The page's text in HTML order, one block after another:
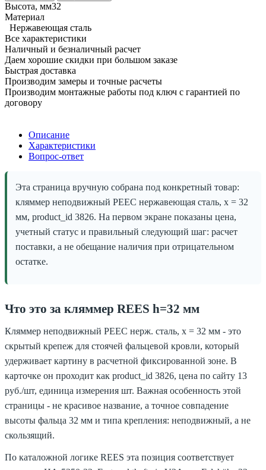
Высота, мм32
Материал
Нержавеющая сталь
Все характеристики
Наличный и безналичный расчет
Даем хорошие скидки при большом заказе
Быстрая доставка
Производим замеры и точные расчеты
Производим монтажные работы под ключ с гарантией по
договору
Описание
Характеристики
Вопрос-ответ
Эта страница вручную собрана под конкретный товар:
кляммер неподвижный РЕЕС нержавеющая сталь, х = 32
мм, product_id 3826. На первом экране показаны цена,
учетный статус и правильный следующий шаг: расчет
поставки, а не обещание наличия при отрицательном
остатке.
Что это за кляммер REES h=32 мм
Кляммер неподвижный РЕЕС нерж. сталь, х = 32 мм - это
скрытый крепеж для стоячей фальцевой кровли, который
удерживает картину в расчетной фиксированной зоне. В
карточке он проходит как product_id 3826, цена по сайту 13
руб./шт, единица измерения шт. Важная особенность этой
страницы - не красивое название, а точное совпадение
высоты фальца 32 мм и типа крепления: неподвижный, а не
скользящий.
По каталожной логике REES эта позиция соответствует